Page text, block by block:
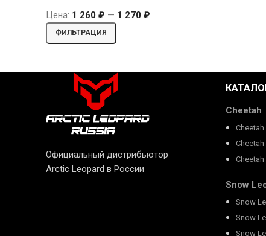
Минимальная
цена
Максимальная
цена
ФИЛЬТРАЦИЯ
Цена: 1 260 ₽ — 1 270 ₽
Официальный дистрибьютор
Arctic Leopard в России
Cheetah
Cheetah
Cheetah
Cheetah
Snow
Snow
Snow
Snow